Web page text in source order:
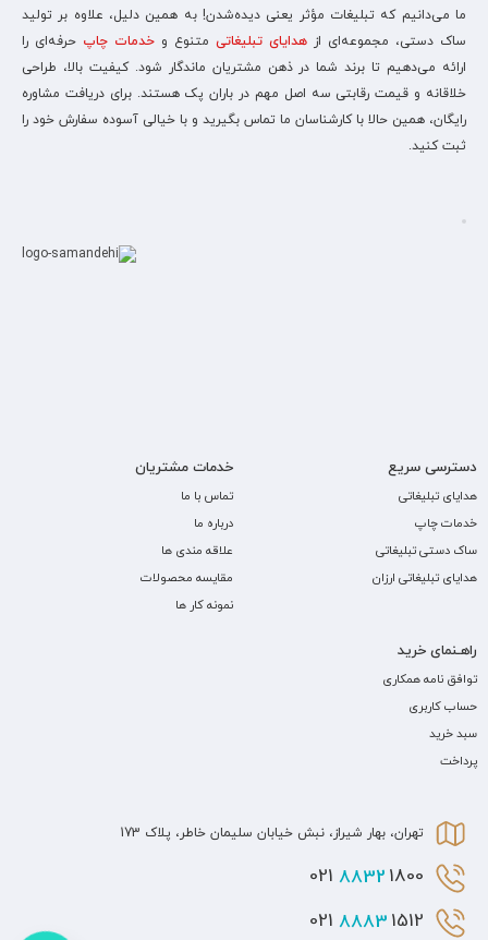
ما می‌دانیم که تبلیغات مؤثر یعنی دیده‌شدن! به همین دلیل، علاوه بر تولید
ساک دستی، مجموعه‌ای از هدایای تبلیغاتی متنوع و خدمات چاپ حرفه‌ای را
ارائه می‌دهیم تا برند شما در ذهن مشتریان ماندگار شود. کیفیت بالا، طراحی
خلاقانه و قیمت رقابتی سه اصل مهم در باران پک هستند. برای دریافت مشاوره
رایگان، همین حالا با کارشناسان ما تماس بگیرید و با خیالی آسوده سفارش خود را
ثبت کنید.
دسترسی سریع
هدایای تبلیغاتی
خدمات چاپ
ساک دستی تبلیغاتی
هدایای تبلیغاتی ارزان
خدمات مشتریان
تماس با ما
درباره ما
علاقه مندی ها
مقایسه محصولات
نمونه کار ها
راهـنمای خرید
توافق نامه همکاری
حساب کاربری
سبد خرید
پرداخت
تهران، بهار شیراز، نبش خیابان سلیمان خاطر، پلاک 173
8832 1800 021
8883 1512 021